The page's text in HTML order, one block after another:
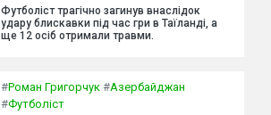
Футболіст трагічно загинув внаслідок
удару блискавки під час гри в Таїланді, а
ще 12 осіб отримали травми.
#Роман Григорчук #Азербайджан
#Футболіст